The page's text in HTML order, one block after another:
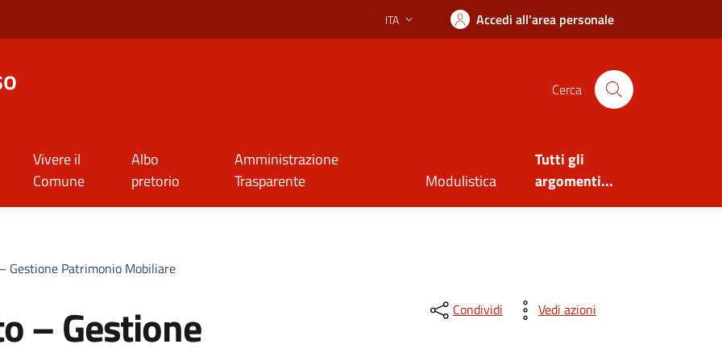
Lingua attiva:
ITA Accedi all'area personale
Cerca
Vivere il
Comune
Albo
pretorio
Amministrazione
Trasparente
Modulistica
Tutti gli
argomenti...
Gestione Patrimonio Mobiliare
– Gestione
Condividi Vedi azioni